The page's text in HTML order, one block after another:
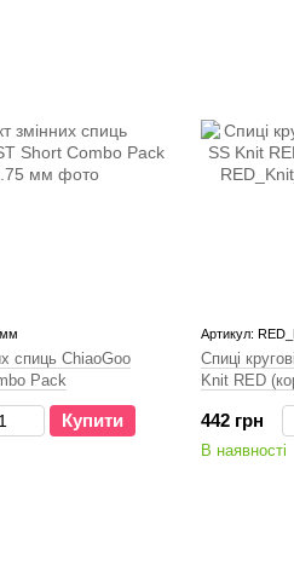
мм
спиць ChiaoGoo
Pack
Купити
Артикул:
Спиці
Knit RED
442 грн
В наявності